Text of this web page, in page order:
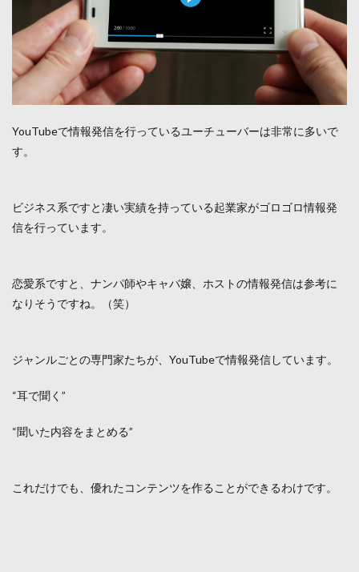
YouTubeで情報発信を行っているユーチューバーは非常に多いで
す。
ビジネス系ですと凄い実績を持っている起業家がゴロゴロ情報発
信を行っています。
恋愛系ですと、ナンパ師やキャバ嬢、ホストの情報発信は参考に
なりそうですね。（笑）
ジャンルごとの専門家たちが、YouTubeで情報発信しています。
“耳で聞く”
“聞いた内容をまとめる”
これだけでも、優れたコンテンツを作ることができるわけです。